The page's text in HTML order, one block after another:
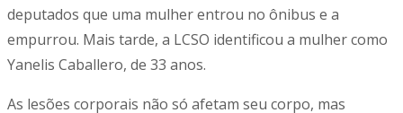
deputados que uma mulher entrou no ônibus e a
empurrou. Mais tarde, a LCSO identificou a mulher como
Yanelis Caballero, de 33 anos.
As lesões corporais não só afetam seu corpo, mas